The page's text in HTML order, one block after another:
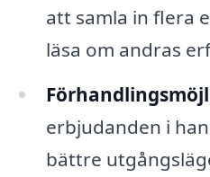
att samla in flera
läsa om andras
erbjudanden i
bättre